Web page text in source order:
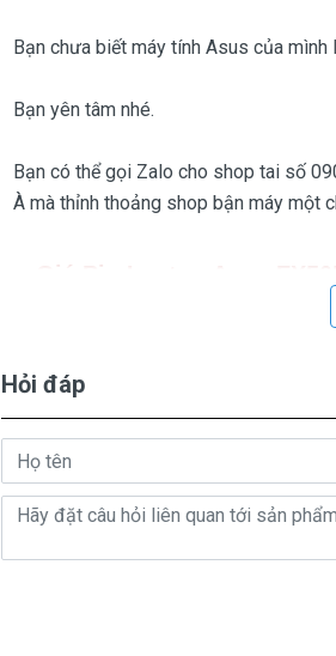
Bạn chưa biết máy tính Asus của mình
Bạn yên tâm nhé.
Bạn có thể gọi Zalo cho shop tai số
À mà thỉnh thoảng shop bận máy một
Giá Pin Laptop Asus
béo beo giá thật rẻ củng có. Có nơi
Riêng shop Doctorlaptop chỉ có
Pin Asus Gaming TUF
Hỏi đáp